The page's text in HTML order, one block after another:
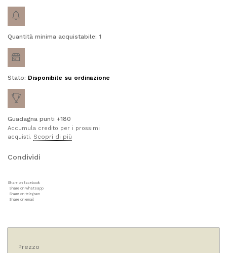
Quantità minima acquistabile: 1
Stato: Disponibile su ordinazione
Guadagna punti +180
Accumula credito per i prossimi
acquisti. Scopri di più
Condividi
Share on facebook
Share on whatsapp
Share on telegram
Share on email
Prezzo